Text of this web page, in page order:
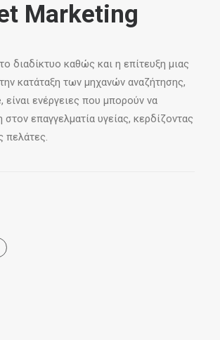
Marketing
διαδίκτυο καθώς και η επίτευξη μιας
κατάταξη των μηχανών αναζήτησης,
ενέργειες που μπορούν να
επαγγελματία υγείας, κερδίζοντας
πελάτες.